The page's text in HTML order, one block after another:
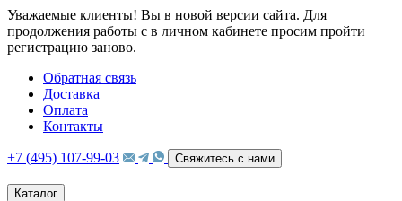
Уважаемые клиенты! Вы в новой версии сайта. Для
продолжения работы с в личном кабинете просим пройти
регистрацию заново.
Обратная связь
Доставка
Оплата
Контакты
+7 (495) 107-99-03 Свяжитесь с нами
Каталог